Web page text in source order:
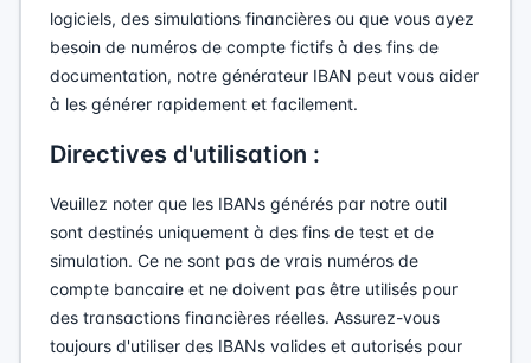
logiciels, des simulations financières ou que vous ayez
besoin de numéros de compte fictifs à des fins de
documentation, notre générateur IBAN peut vous aider
à les générer rapidement et facilement.
Directives d'utilisation :
Veuillez noter que les IBANs générés par notre outil
sont destinés uniquement à des fins de test et de
simulation. Ce ne sont pas de vrais numéros de
compte bancaire et ne doivent pas être utilisés pour
des transactions financières réelles. Assurez-vous
toujours d'utiliser des IBANs valides et autorisés pour